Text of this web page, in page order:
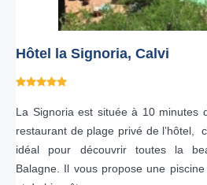
Hôtel la Signoria, Calvi
La Signoria est située à 10 minutes
restaurant de plage privé de l’hôtel,
idéal pour découvrir toutes la
Balagne. Il vous propose une